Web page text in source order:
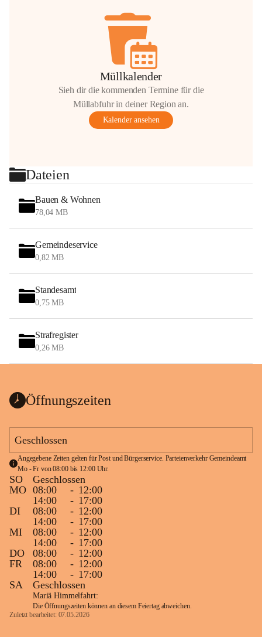
Müllkalender
Sieh dir die kommenden Termine für die
Müllabfuhr in deiner Region an.
Kalender ansehen
Dateien
Bauen & Wohnen
78,04 MB
Gemeindeservice
0,82 MB
Standesamt
0,75 MB
Strafregister
0,26 MB
Öffnungszeiten
Geschlossen
Angegebene Zeiten gelten für Post und Bürgerservice. Parteienverkehr Gemeindeamt
Mo - Fr von 08:00 bis 12:00 Uhr.
SO
Geschlossen
MO 08:00 - 12:00
14:00
- 17:00
DI
08:00 - 12:00
14:00
- 17:00
MI
08:00 - 12:00
14:00
- 17:00
DO
08:00 - 12:00
FR
08:00 - 12:00
14:00
- 17:00
SA
Geschlossen
Mariä Himmelfahrt:
Die Öffnungszeiten können an diesem Feiertag abweichen.
Zuletzt bearbeitet: 07.05.2026